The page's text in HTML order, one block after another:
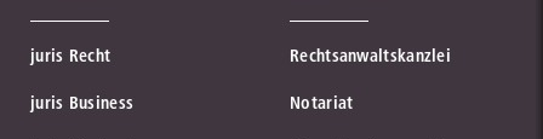
juris Recht
juris Business
Rechtsanwaltskanzlei
Notariat